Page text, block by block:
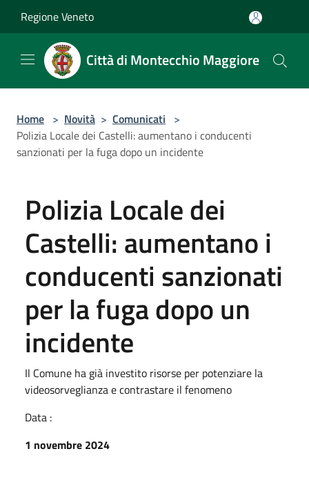
Regione Veneto
Città di Montecchio Maggiore
Home > Novità > Comunicati >
Polizia Locale dei Castelli: aumentano i conducenti
sanzionati per la fuga dopo un incidente
Polizia Locale dei
Castelli: aumentano i
conducenti sanzionati
per la fuga dopo un
incidente
Il Comune ha già investito risorse per potenziare la
videosorveglianza e contrastare il fenomeno
Data :
1 novembre 2024